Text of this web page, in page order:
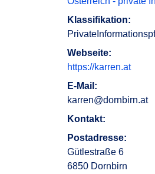
Klassifikation:
Webseite:
https://karren.at
E-Mail:
karren@dornbirn.at
Kontakt:
Postadresse:
Gütlestraße 6
6850 Dornbirn